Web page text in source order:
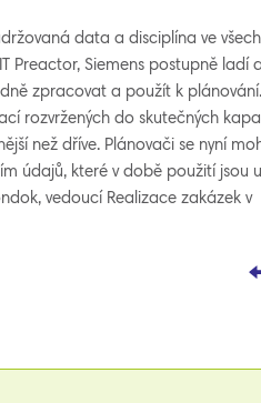
data a disciplína ve všech
Preactor, Siemens postupně ladí a
zpracovat a použít k
rozvržených do skutečných
než dříve. Plánovači se nyní
údajů, které v době použití jsou
vedoucí Realizace zakázek v